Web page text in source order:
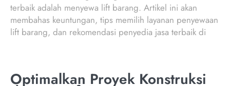
terbaik adalah menyewa lift barang. Artikel ini akan
membahas keuntungan, tips memilih layanan penyewaan
lift barang, dan rekomendasi penyedia jasa terbaik di
Optimalkan Proyek Konstruksi